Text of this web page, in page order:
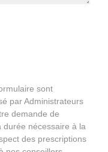
sont
par Administrateurs
demande de
durée nécessaire à la
des prescriptions